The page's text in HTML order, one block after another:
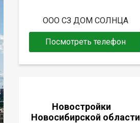
ООО СЗ ДОМ СОЛНЦА
Посмотреть телефон
Новостройки
Новосибирской области